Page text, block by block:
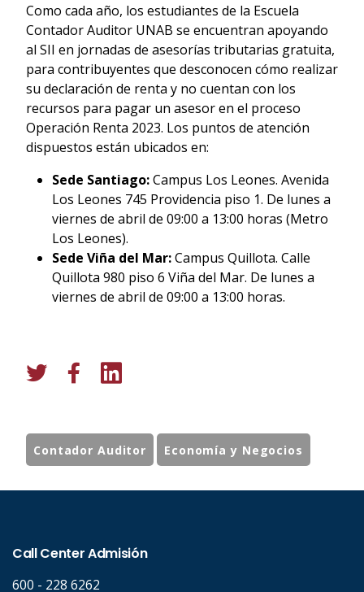
Como cada año, los estudiantes de la Escuela
Contador Auditor UNAB se encuentran apoyando
al SII en jornadas de asesorías tributarias gratuita,
para contribuyentes que desconocen cómo realizar
su declaración de renta y no cuentan con los
recursos para pagar un asesor en el proceso
Operación Renta 2023. Los puntos de atención
dispuestos están ubicados en:
Sede Santiago:Campus Los Leones. Avenida
Los Leones 745 Providencia piso 1. De lunes a
viernes de abril de 09:00 a 13:00 horas (Metro
Los Leones).
Sede Viña del Mar:Campus Quillota. Calle
Quillota 980 piso 6 Viña del Mar. De lunes a
viernes de abril de 09:00 a 13:00 horas.
Contador Auditor Economía y Negocios